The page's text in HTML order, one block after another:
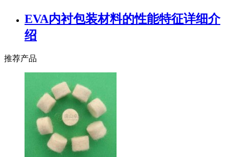
EVA内衬包装材料的性能特征详细介
绍
推荐产品